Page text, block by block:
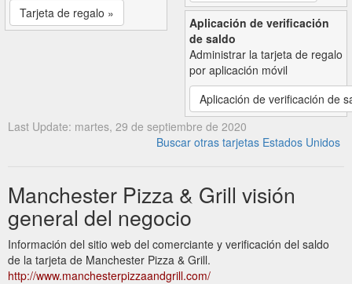
Tarjeta de regalo »
Aplicación de verificación
de saldo
Administrar la tarjeta de regalo
por aplicación móvil
Aplicación de verificación de
Last Update: martes, 29 de septiembre de 2020
Buscar otras tarjetas Estados Unidos
Manchester Pizza & Grill visión
general del negocio
Información del sitio web del comerciante y verificación del saldo
de la tarjeta de Manchester Pizza & Grill.
http://www.manchesterpizzaandgrill.com/